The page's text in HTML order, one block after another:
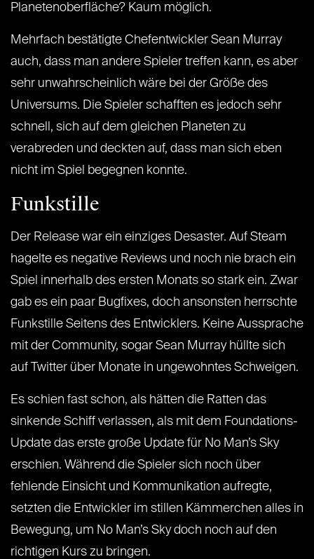
Planetenoberfläche? Kaum möglich.
Mehrfach bestätigte Chefentwickler Sean Murray
auch, dass man andere Spieler treffen kann, es aber
sehr unwahrscheinlich wäre bei der Größe des
Universums. Die Spieler schafften es jedoch sehr
schnell, sich auf dem gleichen Planeten zu
verabreden und deckten auf, dass man sich eben
nicht im Spiel begegnen konnte.
Funkstille
Der Release war ein einziges Desaster. Auf Steam
hagelte es negative Reviews und noch nie brach ein
Spiel innerhalb des ersten Monats so stark ein. Zwar
gab es ein paar Bugfixes, doch ansonsten herrschte
Funkstille Seitens des Entwicklers. Keine Aussprache
mit der Community, sogar Sean Murray hüllte sich
auf Twitter über Monate in ungewohntes Schweigen.
Es schien fast schon, als hätten die Ratten das
sinkende Schiff verlassen, als mit dem Foundations-
Update das erste große Update für No Man’s Sky
erschien. Während die Spieler sich noch über
fehlende Einsicht und Kommunikation aufregte,
setzten die Entwickler im stillen Kämmerchen alles in
Bewegung, um No Man’s Sky doch noch auf den
richtigen Kurs zu bringen.